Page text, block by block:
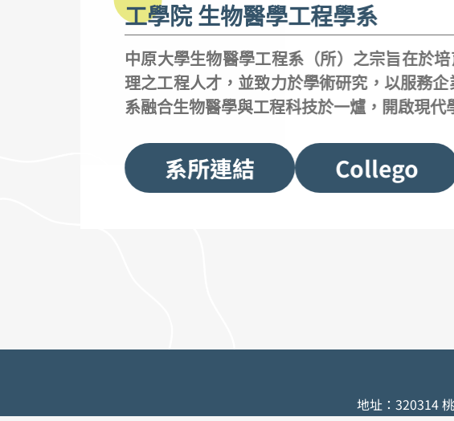
工學院 生物醫學工程學系
中原大學生物醫學工程系（所）之宗旨在於
理之工程人才，並致力於學術研究，以服務
系融合生物醫學與工程科技於一爐，開啟現
系所連結 Collego
地址：320314